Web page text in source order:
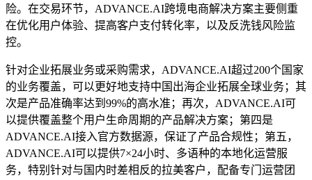
险。在交易环节，ADVANCE.AI跨境电商解决方案主要侧重
在优化用户体验、提高客户支付转化率，以及反洗钱风险监
控。
针对企业拓展业务或采购需求，ADVANCE.AI超过200个国家
的业务覆盖，可以更好地支持中国出海企业拓展全球业务；其
次是产品准确率达到99%的高水准；再次，ADVANCE.AI可
以提供覆盖整个用户生命周期的产品解决方案；第四是
ADVANCE.AI接入官方数据源，保证了产品合规性；第五，
ADVANCE.AI可以提供7×24小时、多语种的本地化运营服
务，特别针对与国内时差相反的拉美客户，配备专门运营团